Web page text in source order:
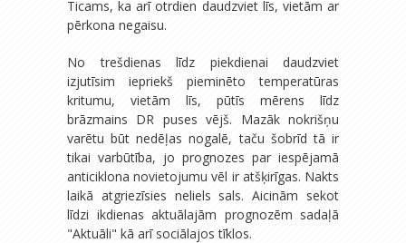
Ticams, ka arī otrdien daudzviet līs, vietām ar
pērkona negaisu.
No trešdienas līdz piekdienai daudzviet
izjutīsim iepriekš pieminēto temperatūras
kritumu, vietām līs, pūtīs mērens līdz
brāzmains DR puses vējš. Mazāk nokrišņu
varētu būt nedēļas nogalē, taču šobrīd tā ir
tikai varbūtība, jo prognozes par iespējamā
anticiklona novietojumu vēl ir atšķirīgas. Nakts
laikā atgriezīsies neliels sals. Aicinām sekot
līdzi ikdienas aktuālajām prognozēm sadaļā
"Aktuāli" kā arī sociālajos tīklos.